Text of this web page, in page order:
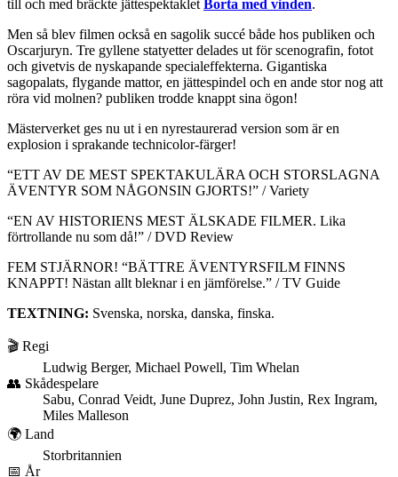
till och med bräckte jättespektaklet Borta med vinden.
Men så blev filmen också en sagolik succé både hos publiken och
Oscarjuryn. Tre gyllene statyetter delades ut för scenografin, fotot
och givetvis de nyskapande specialeffekterna. Gigantiska
sagopalats, flygande mattor, en jättespindel och en ande stor nog att
röra vid molnen? publiken trodde knappt sina ögon!
Mästerverket ges nu ut i en nyrestaurerad version som är en
explosion i sprakande technicolor-färger!
“ETT AV DE MEST SPEKTAKULÄRA OCH STORSLAGNA
ÄVENTYR SOM NÅGONSIN GJORTS!” / Variety
“EN AV HISTORIENS MEST ÄLSKADE FILMER. Lika
förtrollande nu som då!” / DVD Review
FEM STJÄRNOR! “BÄTTRE ÄVENTYRSFILM FINNS
KNAPPT! Nästan allt bleknar i en jämförelse.” / TV Guide
TEXTNING: Svenska, norska, danska, finska.
🎬 Regi
Ludwig Berger, Michael Powell, Tim Whelan
👥 Skådespelare
Sabu, Conrad Veidt, June Duprez, John Justin, Rex Ingram,
Miles Malleson
🌍 Land
Storbritannien
📅 År